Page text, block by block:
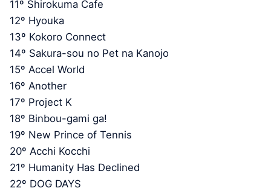
11º Shirokuma Cafe
12º Hyouka
13º Kokoro Connect
14º Sakura-sou no Pet na Kanojo
15º Accel World
16º Another
17º Project K
18º Binbou-gami ga!
19º New Prince of Tennis
20º Acchi Kocchi
21º Humanity Has Declined
22º DOG DAYS